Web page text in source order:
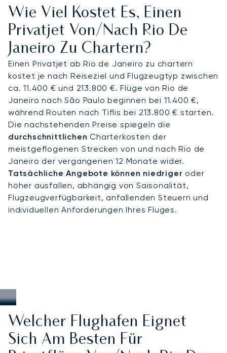
(SBJR) für Barra da Tijuca und Refugien an der
Küste. Hubschrauber sind in Rio besonders
relevant: Sie reduzieren die Transferzeiten in der
Stadt auf wenige Minuten – etwa 10 Minuten vom
SDU zur Copacabana oder 15 Minuten vom GIG
nach Barra da Tijuca – und gewährleisten so einen
diskreten Zugang zu Villen, Hotels oder der Marina
da Glória, selbst bei Großveranstaltungen.
Mit zwei Jahrzehnten Erfahrung war LunaJets der
erste europäische Privatjet-Broker, der die
Argus®-Zertifizierung erhielt, was strenge
Sicherheitsstandards und exzellenten Service
widerspiegelt. In Rio sorgt diese Expertise für
pünktliche Ankünfte während des Karnevals, der
Neujahrsfeierlichkeiten und wichtiger kultureller
Ereignisse und bietet maßgeschneiderte Lösungen
für Geschäfts- und Freizeitreisende.
Wie Viel Kostet Es, Einen
Privatjet Von/nach Rio De
Janeiro Zu Chartern?
Einen Privatjet ab Rio de Janeiro zu chartern
kostet je nach Reiseziel und Flugzeugtyp zwischen
ca. 11.400 € und 213.800 €. Flüge von Rio de
Janeiro nach São Paulo beginnen bei 11.400 €,
während Routen nach Tiflis bei 213.800 € starten.
Die nachstehenden Preise spiegeln die
durchschnittlichen Charterkosten der
meistgeflogenen Strecken von und nach Rio de
Janeiro der vergangenen 12 Monate wider.
Tatsächliche Angebote können niedriger oder
höher ausfallen, abhängig von Saisonalität,
Flugzeugverfügbarkeit, anfallenden Steuern und
individuellen Anforderungen Ihres Fluges.
Welcher Flughafen Eignet
Sich Am Besten Für